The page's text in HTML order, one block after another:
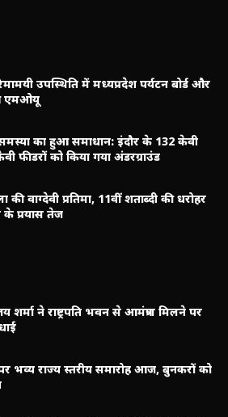
उपस्थिति में मध्यप्रदेश पर्यटन बोर्ड और
एमओयू
समस्या का हुआ समाधान: इंदौर के 132 केवी
फीडरों को किया गया अंडरग्राउंड
की वाग्देवी प्रतिमा, 11वीं शताब्दी की धरोहर
के प्रयास तेज
शर्मा ने राष्ट्रपति भवन से आमंत्रण मिलने पर
पर भव्य राज्य स्तरीय समारोह आज, बुनकरों को